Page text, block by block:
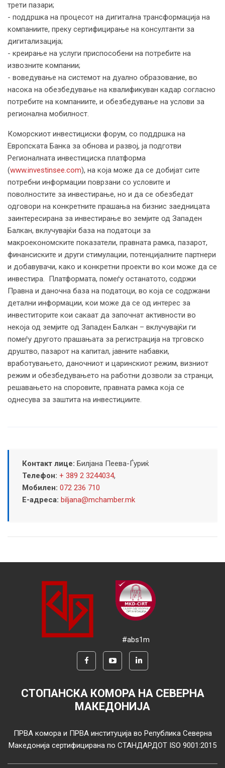
трети пазари;
- поддршка на процесот на дигитална трансформација на
компаниите, преку сертифицирање на консултанти за
дигитализација;
- креирање на услуги приспособени на потребите на
извозните компании;
- воведување на системот на дуално образование, во
насока на обезбедување на квалификуван кадар согласно
потребите на компаниите, и обезбедување на услови за
регионална мобилност.
Коморскиот инвестициски форум, со поддршка на
Европската Банка за обнова и развој, ја подготви
Регионалната инвестициска платформа
(www.investinsee.com), на која може да се добијат сите
потребни информации поврзани со условите и
поволностите за инвестирање, но и да се обезбедат
одговори на конкретните прашања на бизнис заедницата
заинтересирана за инвестирање во земјите од Западен
Балкан, вклучувајќи база на податоци за
макроекономските показатели, правната рамка, пазарот,
финансиските и други стимулации, потенцијалните партнери
и добавувачи, како и конкретни проекти во кои може да се
инвестира. Платформата, помеѓу останатото, содржи
Правна и даночна база на податоци, во која се содржани
детални информации, кои може да се од интерес за
инвеститорите кои сакаат да започнат активности во
некоја од земјите од Западен Балкан – вклучувајќи ги
помеѓу другото прашањата за регистрација на трговско
друштво, пазарот на капитал, јавните набавки,
вработувањето, даночниот и царинскиот режим, визниот
режим и обезбедувањето на работни дозволи за странци,
решавањето на споровите, правната рамка која се
однесува за заштита на инвестициите.
Контакт лице: Билјана Пеева-Ѓуриќ
Телефон: + 389 2 3244034,
Мобилен: 072 236 710
Е-адреса: biljana@mchamber.mk
#abs1m
СТОПАНСКА КОМОРА НА СЕВЕРНА
МАКЕДОНИЈА
ПРВА комора и ПРВА институција во Република Северна
Македонија сертифицирана по СТАНДАРДОТ ISO 9001:2015